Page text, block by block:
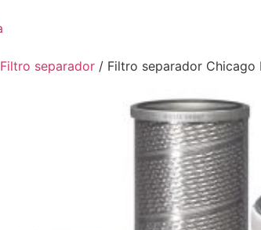
Filtro separador / Filtro separador